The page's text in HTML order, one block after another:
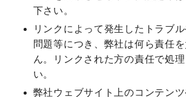
下さい。
リンクによって発生したトラブ
問題等につき、弊社は何ら責任
ん。リンクされた方の責任で処
い。
弊社ウェブサイト上のコンテンツ